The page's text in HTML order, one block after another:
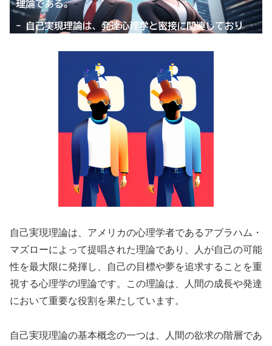
自己実現理論は、アメリカの心理学者であるアブラハム・
マズローによって提唱された理論であり、人が自己の可能
性を最大限に発揮し、自己の目標や夢を追求することを重
視する心理学の理論です。この理論は、人間の成長や発達
において重要な役割を果たしています。
自己実現理論の基本概念の一つは、人間の欲求の階層であ